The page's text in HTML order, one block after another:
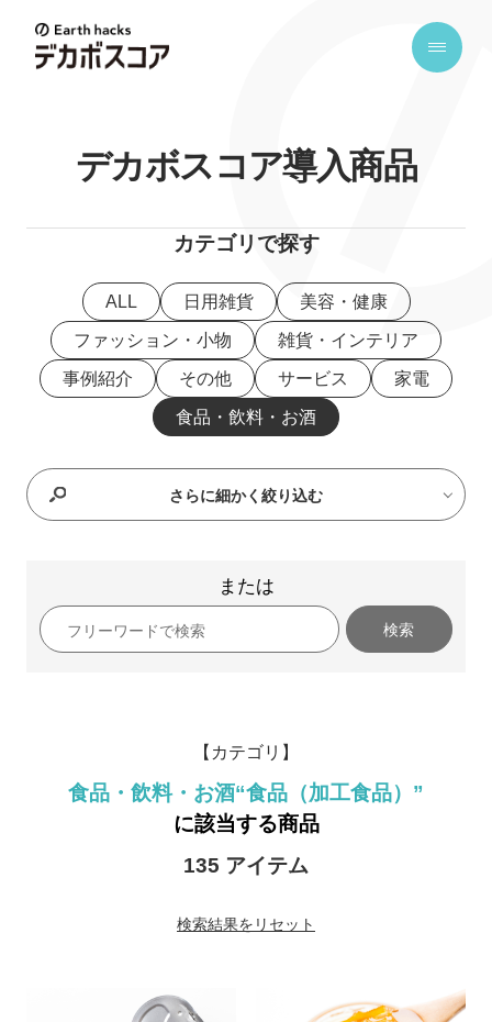
h
h
c
デ
カ
ボ
ス
デカボスコア導入商品
カテゴリで探す
ALL 日用雑貨 美容・健康
ファッション・小物 雑貨・インテリア
事例紹介 その他 サービス 家電
食品・飲料・お酒
さらに細かく絞り込む
または
検索
【カテゴリ】
食品・飲料・お酒“食品（加工食品）”
に該当する商品
135 アイテム
検索結果をリセット